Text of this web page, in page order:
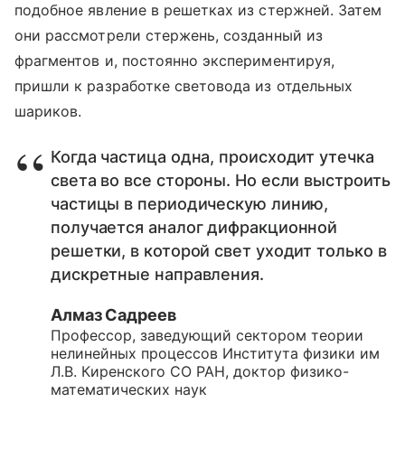
подобное явление в решетках из стержней. Затем
они рассмотрели стержень, созданный из
фрагментов и, постоянно экспериментируя,
пришли к разработке световода из отдельных
шариков.
Когда частица одна, происходит утечка
света во все стороны. Но если выстроить
частицы в периодическую линию,
получается аналог дифракционной
решетки, в которой свет уходит только в
дискретные направления.
Алмаз Садреев
Профессор, заведующий сектором теории
нелинейных процессов Института физики им
Л.В. Киренского СО РАН, доктор физико-
математических наук